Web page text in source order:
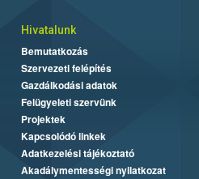
Hivatalunk
Bemutatkozás
Szervezeti felépítés
Gazdálkodási adatok
Felügyeleti szervünk
Projektek
Kapcsolódó linkek
Adatkezelési tájékoztató
Akadálymentességi nyilatkozat